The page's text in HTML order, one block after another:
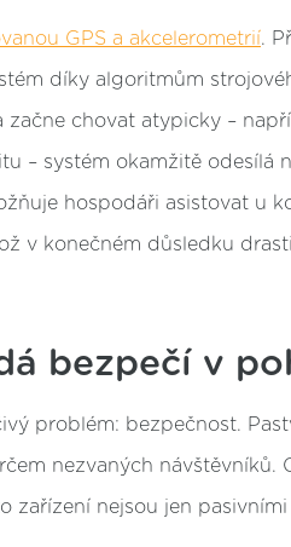
GPS a akcelerometrií.
díky algoritmům
chovat atypicky –
– systém okamžitě odesílá
hospodáři asistovat u
v konečném důsledku
bezpečí v
problém: bezpečnost.
nezvaných návštěvníků.
zařízení nejsou jen